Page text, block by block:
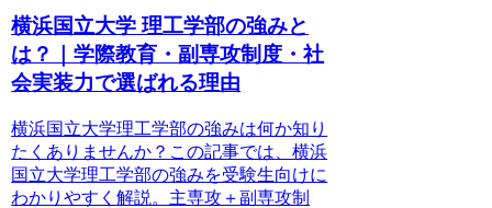
横浜国立大学 理工学部の強みと
は？｜学際教育・副専攻制度・社
会実装力で選ばれる理由
横浜国立大学理工学部の強みは何か知り
たくありませんか？この記事では、横浜
国立大学理工学部の強みを受験生向けに
わかりやすく解説。主専攻＋副専攻制